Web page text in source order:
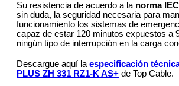
Su resistencia de acuerdo a la norma
sin duda, la seguridad necesaria para
funcionamiento los sistemas de
capaz de estar 120 minutos expuestos a
ningún tipo de interrupción en la carga
Descargue aquí la especificación
PLUS ZH 331 RZ1-K AS+ de Top Cable.